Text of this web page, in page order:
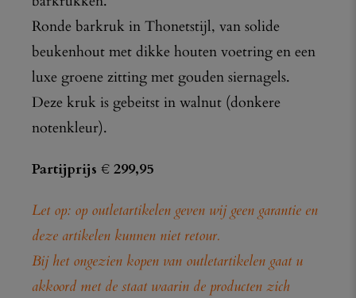
Ronde barkruk in Thonetstijl, van solide
beukenhout met dikke houten voetring en een
luxe groene zitting met gouden siernagels.
Deze kruk is gebeitst in walnut (donkere
notenkleur).
Partijprijs € 299,95
Let op: op outletartikelen geven wij geen garantie en
deze artikelen kunnen niet retour.
Bij het ongezien kopen van outletartikelen gaat u
akkoord met de staat waarin de producten zich